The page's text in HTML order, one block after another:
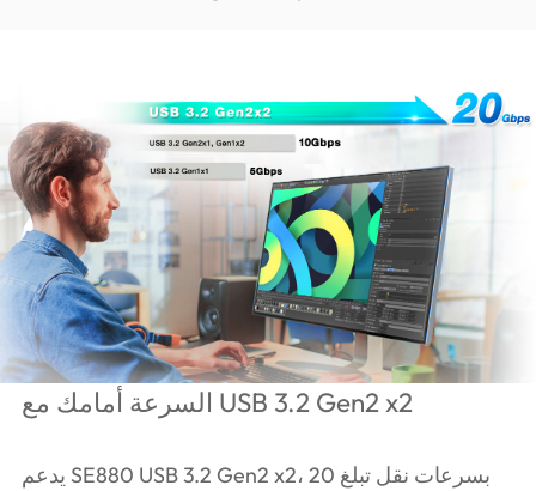
السرعة أمامك مع USB 3.2 Gen2 x2
يدعم SE880 USB 3.2 Gen2 x2، بسرعات نقل تبلغ 20